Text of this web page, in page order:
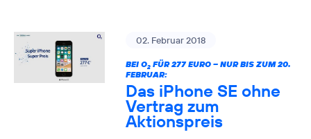
02. Februar 2018
BEI O2FÜR 277 EURO – NUR BIS ZUM 20.
FEBRUAR:
Das iPhone SE ohne
Vertrag zum
Aktionspreis